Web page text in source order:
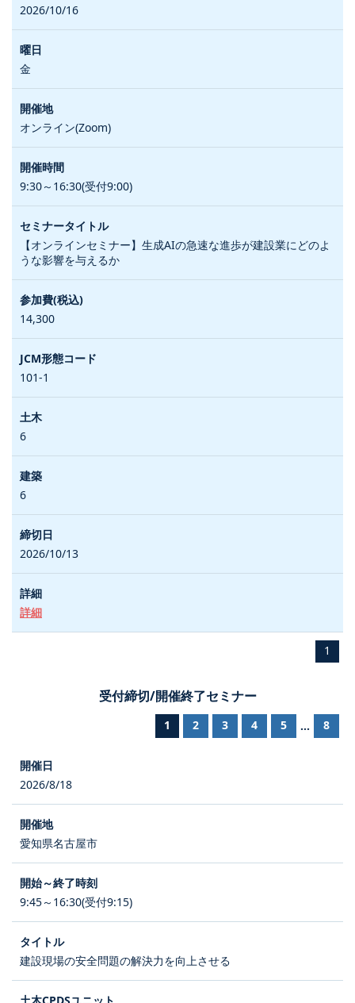
2026/10/16
金
オンライン(Zoom)
9:30～16:30(受付9:00)
【オンラインセミナー】生成AIの急速な進歩が建設業にどのよ
うな影響を与えるか
14,300
101-1
6
6
2026/10/13
詳細
1
受付締切/開催終了セミナー
1 2 3 4 5 ... 8
2026/8/18
愛知県名古屋市
9:45～16:30(受付9:15)
建設現場の安全問題の解決力を向上させる